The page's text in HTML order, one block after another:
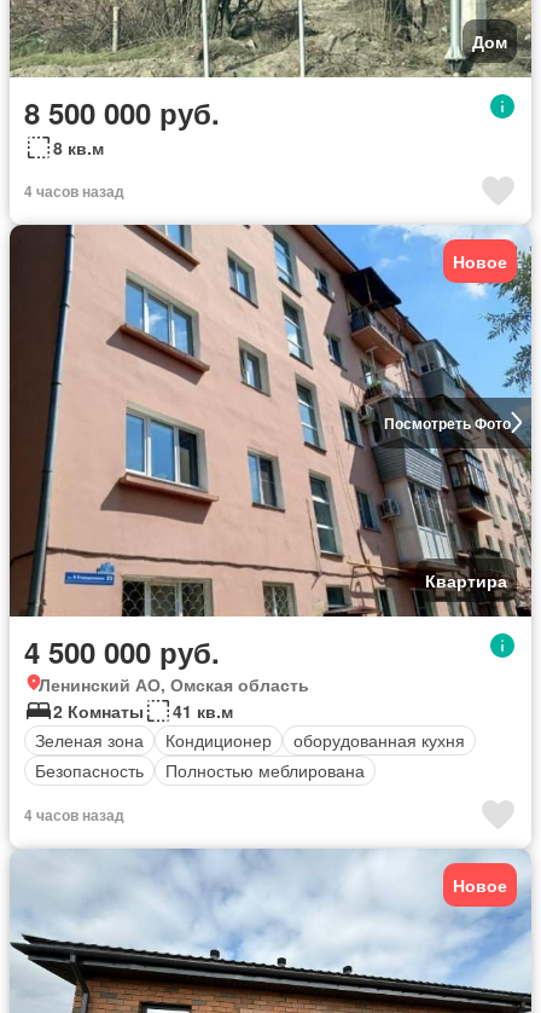
Дом
8 500 000 руб.
8 кв.м
4 часов назад
Посмотреть Фото
Новое
Квартира
4 500 000 руб.
Ленинский АО, Омская область
2 Комнаты
41 кв.м
Зеленая зона
Кондиционер
оборудованная кухня
Безопасность
Полностью меблирована
4 часов назад
Новое